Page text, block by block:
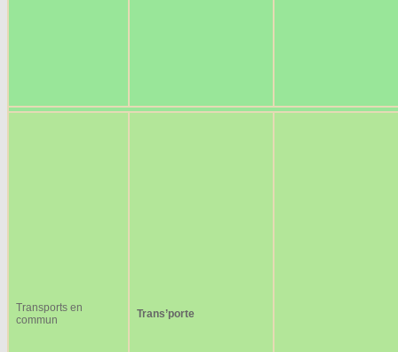
Transports en
commun
Trans’porte